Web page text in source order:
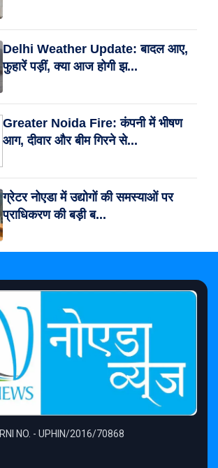
Delhi Weather Update: बादल आए,
फुहारें पड़ीं, क्या आज होगी झ...
Greater Noida Fire: कंपनी में भीषण
आग, दीवार और बीम गिरने से...
ग्रेटर नोएडा में उद्योगों की समस्याओं पर
प्राधिकरण की बड़ी ब...
RNI NO. - UPHIN/2016/70868